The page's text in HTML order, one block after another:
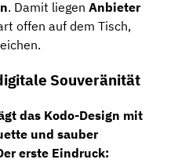
. Damit liegen Anbieter
offen auf dem Tisch,
Souveränität
das Kodo-Design mit
und sauber
erste Eindruck: